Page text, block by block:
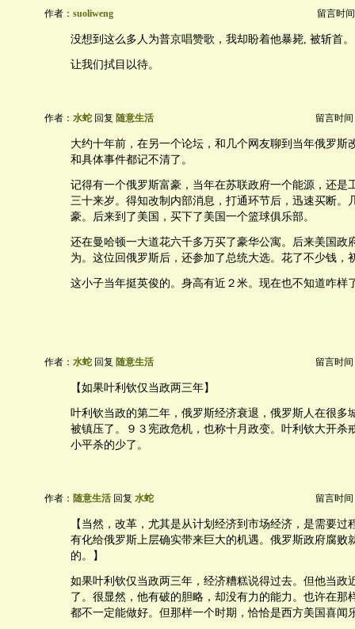
作者： suoliweng 留言时
没想到这么多人为普京唱赞歌，我却盼着他暴毙, 被斩首。
让我们拭目以待。
作者： 水蛇 回复 随意生活 留言时间
大约十年前，在另一个论坛，和几个网友聊到当年俄罗斯
和具体事件都记不清了。
记得有一个俄罗斯富豪，当年在苏联政府一个能源，还是
三十来岁。得知改制内部消息，打通环节后，迅速买断。
豪。后来到了美国，买下了美国一个篮球俱乐部。
还在曼哈顿一大道花六千多万买了豪华公寓。后来美国政
为。这位回俄罗斯后，还参加了总统大选。花了不少钱，
这小子当年挺英俊的。身高有近２米。现在也不知道咋样
作者： 水蛇 回复 随意生活 留言时间
【如果叶利钦仅当政两三年】
叶利钦当政的第二年，俄罗斯经济衰退，俄罗斯人在很多
被镇压了。９３宪政危机，也称十月政变。叶利钦大开杀
小平杀的少了。
作者： 随意生活 回复 水蛇 留言时间
【当然，改革，尤其是从计划经济到市场经济，是需要过
有化给俄罗斯上层确实带来巨大的机遇。俄罗斯政府腐败
的。】
如果叶利钦仅当政两三年，经济糟糕说得过去。但他当政
了。很显然，他有破的胆略，却没有力的能力。也许在那
都不一定能做好。但那样一个时期，恰恰是西方美国喜闻